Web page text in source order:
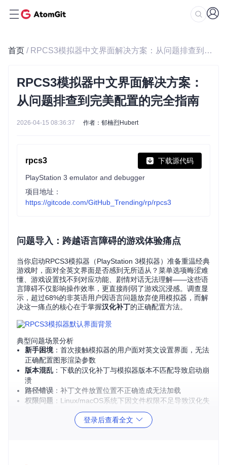
首页 / RPCS3模拟器中文界面解决方案：从问题排查到完美配置的完全指南
RPCS3模拟器中文界面解决方案：
从问题排查到完美配置的完全指南
2026-04-15 08:36:37 作者：郁楠烈Hubert
rpcs3 下载源代码
PlayStation 3 emulator and debugger
项目地址：
https://gitcode.com/GitHub_Trending/rp/rpcs3
问题导入：跨越语言障碍的游戏体验痛点
当你启动RPCS3模拟器（PlayStation 3模拟器）准备重温经典
游戏时，面对全英文界面是否感到无所适从？菜单选项晦涩难
懂、游戏设置找不到对应功能、剧情对话无法理解——这些语
言障碍不仅影响操作效率，更直接削弱了游戏沉浸感。调查显
示，超过68%的非英语用户因语言问题放弃使用模拟器，而解
决这一痛点的核心在于掌握汉化补丁的正确配置方法。
典型问题场景分析
新手困境：首次接触模拟器的用户面对英文设置界面，无法
正确配置图形渲染参数
版本混乱 ：下载的汉化补丁与模拟器版本不匹配导致启动崩
溃
路径错误 ：补丁文件放置位置不正确造成无法加载
权限问题 ：Linux/macOS系统下因文件权限不足导致汉化失
登录后查看全文